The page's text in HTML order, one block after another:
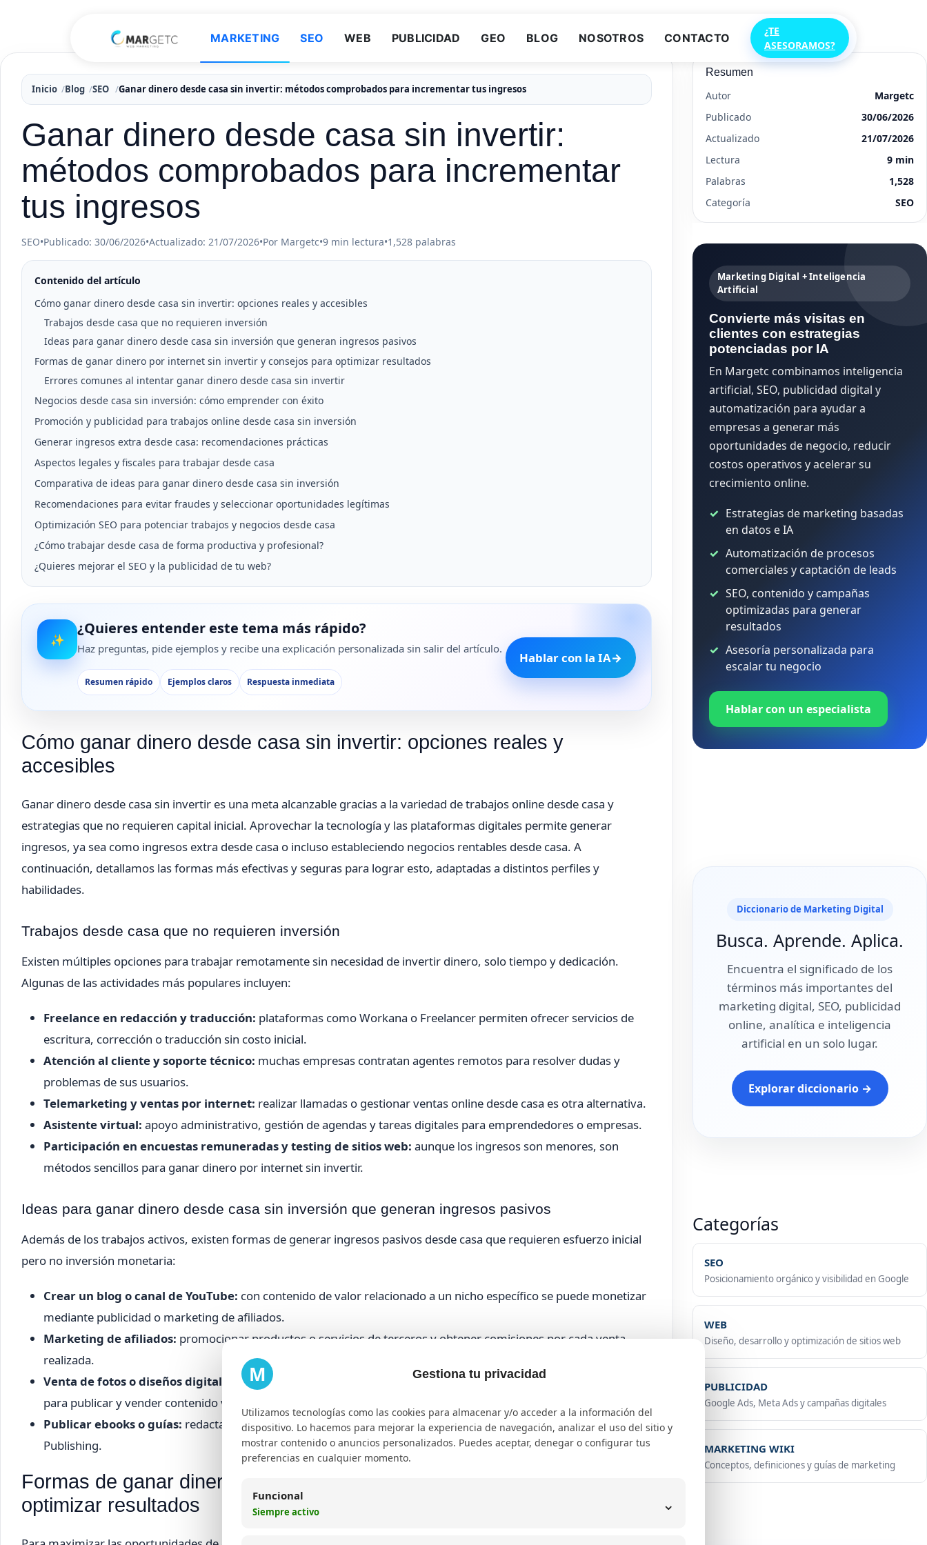
MARKETING SEO WEB PUBLICIDAD GEO BLOG NOSOTROS CONTACTO
¿TE
ASESORAMOS?
Inicio Blog SEO Ganar dinero desde casa sin invertir: métodos comprobados para incrementar tus ingresos
Ganar dinero desde casa sin invertir:
métodos comprobados para incrementar
tus ingresos
SEO•Publicado: 30/06/2026•Actualizado: 21/07/2026•Por Margetc•9 min lectura•1,528 palabras
Contenido del artículo
Cómo ganar dinero desde casa sin invertir: opciones reales y accesibles
Trabajos desde casa que no requieren inversión
Ideas para ganar dinero desde casa sin inversión que generan ingresos pasivos
Formas de ganar dinero por internet sin invertir y consejos para optimizar resultados
Errores comunes al intentar ganar dinero desde casa sin invertir
Negocios desde casa sin inversión: cómo emprender con éxito
Promoción y publicidad para trabajos online desde casa sin inversión
Generar ingresos extra desde casa: recomendaciones prácticas
Aspectos legales y fiscales para trabajar desde casa
Comparativa de ideas para ganar dinero desde casa sin inversión
Recomendaciones para evitar fraudes y seleccionar oportunidades legítimas
Optimización SEO para potenciar trabajos y negocios desde casa
¿Cómo trabajar desde casa de forma productiva y profesional?
¿Quieres mejorar el SEO y la publicidad de tu web?
✨
¿Quieres entender este tema más rápido?
Haz preguntas, pide ejemplos y recibe una explicación personalizada sin salir del artículo.
Resumen rápido Ejemplos claros Respuesta inmediata
Hablar con la IA→
Cómo ganar dinero desde casa sin invertir: opciones reales y
accesibles
Ganar dinero desde casa sin invertir es una meta alcanzable gracias a la variedad de trabajos online desde casa y
estrategias que no requieren capital inicial. Aprovechar la tecnología y las plataformas digitales permite generar
ingresos, ya sea como ingresos extra desde casa o incluso estableciendo negocios rentables desde casa. A
continuación, detallamos las formas más efectivas y seguras para lograr esto, adaptadas a distintos perfiles y
habilidades.
Trabajos desde casa que no requieren inversión
Existen múltiples opciones para trabajar remotamente sin necesidad de invertir dinero, solo tiempo y dedicación.
Algunas de las actividades más populares incluyen:
Freelance en redacción y traducción: plataformas como Workana o Freelancer permiten ofrecer servicios de
escritura, corrección o traducción sin costo inicial.
Atención al cliente y soporte técnico: muchas empresas contratan agentes remotos para resolver dudas y
problemas de sus usuarios.
Telemarketing y ventas por internet: realizar llamadas o gestionar ventas online desde casa es otra alternativa.
Asistente virtual: apoyo administrativo, gestión de agendas y tareas digitales para emprendedores o empresas.
Participación en encuestas remuneradas y testing de sitios web: aunque los ingresos son menores, son
métodos sencillos para ganar dinero por internet sin invertir.
Ideas para ganar dinero desde casa sin inversión que generan ingresos pasivos
Además de los trabajos activos, existen formas de generar ingresos pasivos desde casa que requieren esfuerzo inicial
pero no inversión monetaria:
Crear un blog o canal de YouTube: con contenido de valor relacionado a un nicho específico se puede monetizar
mediante publicidad o marketing de afiliados.
Marketing de afiliados: promocionar productos o servicios de terceros y obtener comisiones por cada venta
realizada.
Venta de fotos o diseños digitales en plataformas gratuitas:
sitios como Unsplash o Canva ofrecen opciones
para publicar y vender contenido visual sin inversión.
Publicar ebooks o guías: redactar contenido especializado y venderlo en plataformas como Amazon Kindle Direct
Publishing.
Formas de ganar dinero por internet sin invertir y consejos para
optimizar resultados
Resumen
Autor
Margetc
Publicado
30/06/2026
Actualizado
21/07/2026
Lectura
9 min
Palabras
1,528
Categoría
SEO
Marketing Digital + Inteligencia
Artificial
Convierte más visitas en
clientes con estrategias
potenciadas por IA
En Margetc combinamos inteligencia
artificial, SEO, publicidad digital y
automatización para ayudar a
empresas a generar más
oportunidades de negocio, reducir
costos operativos y acelerar su
crecimiento online.
Estrategias de marketing basadas
en datos e IA
Automatización de procesos
comerciales y captación de leads
SEO, contenido y campañas
optimizadas para generar
resultados
Asesoría personalizada para
escalar tu negocio
Hablar con un especialista
Diccionario de Marketing Digital
Busca. Aprende. Aplica.
Encuentra el significado de los
términos más importantes del
marketing digital, SEO, publicidad
online, analítica e inteligencia
artificial en un solo lugar.
Explorar diccionario →
Categorías
SEO
Posicionamiento orgánico y visibilidad en Google
WEB
Diseño, desarrollo y optimización de sitios web
PUBLICIDAD
Google Ads, Meta Ads y campañas digitales
MARKETING WIKI
Conceptos, definiciones y guías de marketing
M Gestiona tu privacidad
Utilizamos tecnologías como las cookies para almacenar y/o acceder a la información del
dispositivo. Lo hacemos para mejorar la experiencia de navegación, analizar el uso del sitio y
mostrar contenido o anuncios personalizados. Puedes aceptar, denegar o configurar tus
preferencias en cualquier momento.
Funcional
Siempre activo ⌄